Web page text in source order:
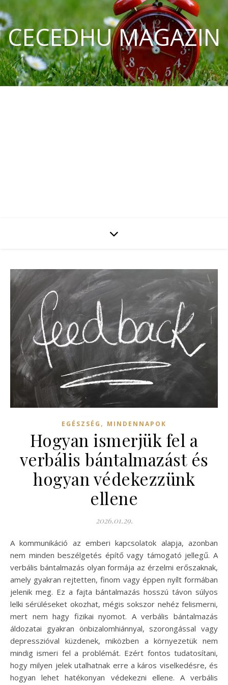
CECEDHU MAGAZIN
EGÉSZSÉG , MINDENNAPOK
Hogyan ismerjük fel a
verbális bántalmazást és
hogyan védekezzünk
ellene
2026.01.29.
A kommunikáció az emberi kapcsolatok alapja, azonban
nem minden beszélgetés építő vagy támogató jellegű. A
verbális bántalmazás olyan formája az érzelmi erőszaknak,
amely gyakran rejtetten, finom vagy éppen nyílt formában
jelenik meg. Ez a fajta bántalmazás hosszú távon súlyos
lelki sérüléseket okozhat, mégis sokszor nehéz felismerni,
mert nem hagy fizikai nyomot. A verbális bántalmazás
áldozatai gyakran önbizalomhiánnyal, szorongással vagy
depresszióval küzdenek, miközben a környezetük nem
mindig ismeri fel a problémát. Ezért fontos tudatosítani,
hogy milyen jelek utalhatnak erre a káros viselkedésre, és
hogyan lehet hatékonyan védekezni ellene. A verbális